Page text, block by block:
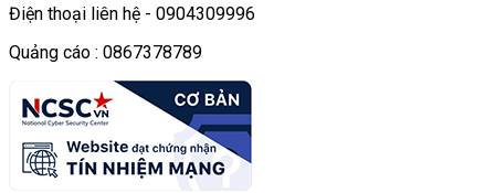
Điện thoại liên hệ - 0904309996
Quảng cáo : 0867378789